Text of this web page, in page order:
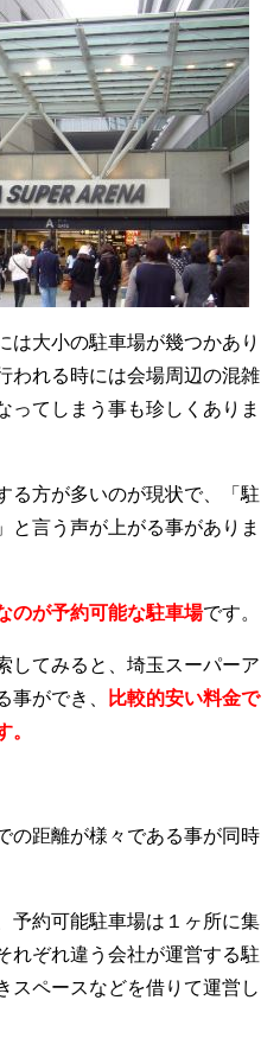
は大小の駐車場が幾つかあり
われる時には会場周辺の混雑
ってしまう事も珍しくありま
る方が多いのが現状で、「駐
と言う声が上がる事がありま
のが予約可能な駐車場です。
してみると、埼玉スーパーア
事ができ、
比較的安い料金で
。
の距離が様々である事が同時
予約可能駐車場は１ヶ所に集
れぞれ違う会社が運営する駐
スペースなどを借りて運営し